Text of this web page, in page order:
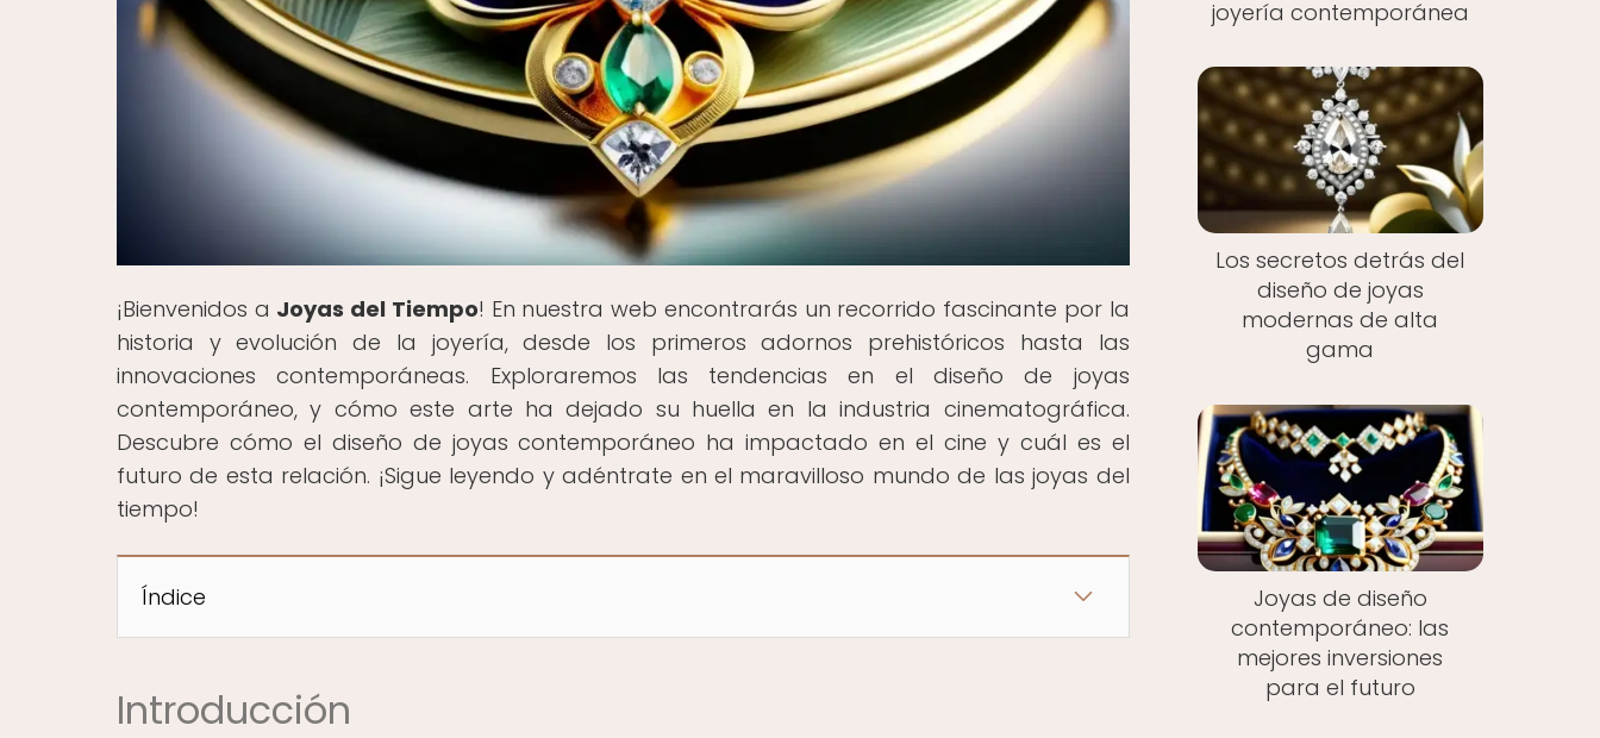
¡Bienvenidos a Joyas del Tiempo! En nuestra web encontrarás un recorrido fascinante por la
historia y evolución de la joyería, desde los primeros adornos prehistóricos hasta las
innovaciones contemporáneas. Exploraremos las tendencias en el diseño de joyas
contemporáneo, y cómo este arte ha dejado su huella en la industria cinematográfica.
Descubre cómo el diseño de joyas contemporáneo ha impactado en el cine y cuál es el
futuro de esta relación. ¡Sigue leyendo y adéntrate en el maravilloso mundo de las joyas del
tiempo!
Índice
Introducción
joyería contemporánea
Los secretos detrás del
diseño de joyas
modernas de alta
gama
Joyas de diseño
contemporáneo: las
mejores inversiones
para el futuro